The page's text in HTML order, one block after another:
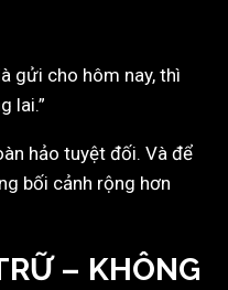
gửi cho hôm nay, thì
lai.”
hảo tuyệt đối. Và để
bối cảnh rộng hơn
– KHÔNG